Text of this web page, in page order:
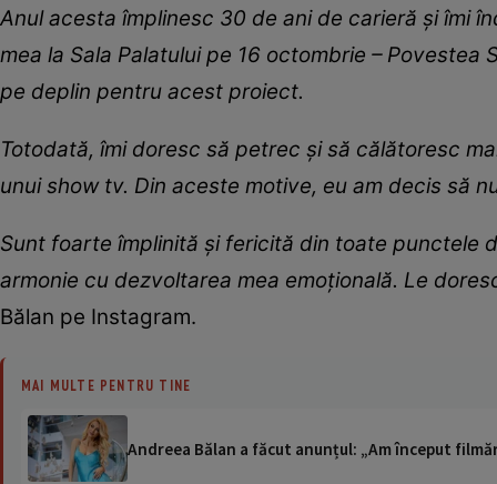
Anul acesta împlinesc 30 de ani de carieră și îmi
mea la Sala Palatului pe 16 octombrie –
pe deplin pentru acest proiect.
Totodată, îmi doresc să petrec și să călătoresc
unui show tv. Din aceste motive, eu am decis să
Sunt foarte împlinită și fericită din toate punctele
armonie cu dezvoltarea mea emoțională. Le
Bălan pe Instagram.
MAI MULTE PENTRU TINE
Andreea Bălan a făcut anunțul: „Am început